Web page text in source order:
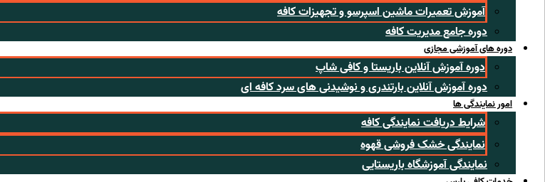
آموزش تعمیرات ماشین اسپرسو و تجهیزات کافه
دوره جامع مدیریت کافه
دوره های آموزشی مجازی
دوره آموزش آنلاین باریستا و کافی شاپ
دوره آموزش آنلاین بارتندری و نوشیدنی های سرد کافه ای
امور نمایندگی ها
شرایط دریافت نمایندگی کافه
نمایندگی خشک فروشی قهوه
نمایندگی آموزشگاه باریستایی